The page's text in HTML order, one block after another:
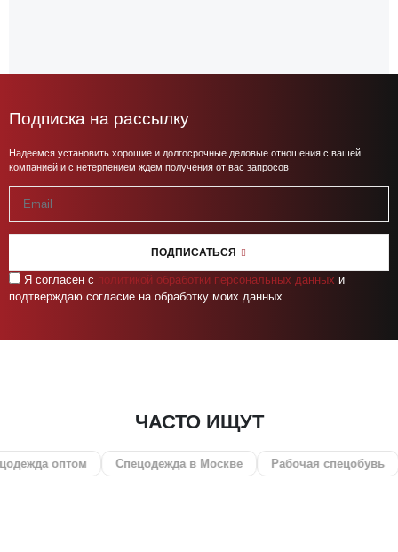
Подписка на рассылку
Надеемся установить хорошие и долгосрочные деловые отношения с вашей
компанией и с нетерпением ждем получения от вас запросов
ПОДПИСАТЬСЯ
Я согласен с политикой обработки персональных данных и
подтверждаю согласие на обработку моих данных.
ЧАСТО ИЩУТ
Спецодежда в Москве Рабочая спецобувь СИЗ